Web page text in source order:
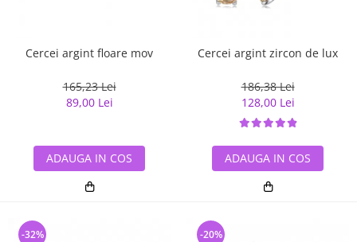
Cercei argint floare mov
165,23 Lei
89,00 Lei
ADAUGA IN COS
Cercei argint zircon de lux
186,38 Lei
128,00 Lei
ADAUGA IN COS
-32% -20%